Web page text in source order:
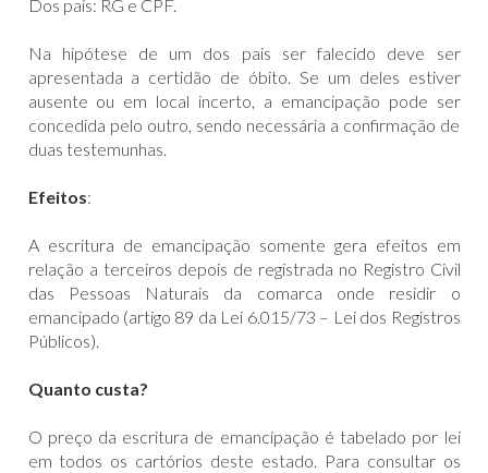
Dos pais: RG e CPF.
Na hipótese de um dos pais ser falecido deve ser
apresentada a certidão de óbito. Se um deles estiver
ausente ou em local incerto, a emancipação pode ser
concedida pelo outro, sendo necessária a confirmação de
duas testemunhas.
Efeitos:
A escritura de emancipação somente gera efeitos em
relação a terceiros depois de registrada no Registro Civil
das Pessoas Naturais da comarca onde residir o
emancipado (artigo 89 da Lei 6.015/73 – Lei dos Registros
Públicos).
Quanto custa?
O preço da escritura de emancipação é tabelado por lei
em todos os cartórios deste estado. Para consultar os